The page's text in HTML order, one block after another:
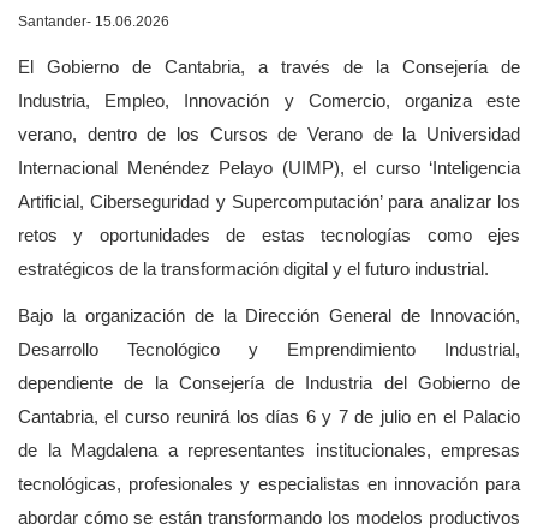
Santander- 15.06.2026
El Gobierno de Cantabria, a través de la Consejería de
Industria, Empleo, Innovación y Comercio, organiza este
verano, dentro de los Cursos de Verano de la Universidad
Internacional Menéndez Pelayo (UIMP), el curso ‘Inteligencia
Artificial, Ciberseguridad y Supercomputación’ para analizar los
retos y oportunidades de estas tecnologías como ejes
estratégicos de la transformación digital y el futuro industrial.
Bajo la organización de la Dirección General de Innovación,
Desarrollo Tecnológico y Emprendimiento Industrial,
dependiente de la Consejería de Industria del Gobierno de
Cantabria, el curso reunirá los días 6 y 7 de julio en el Palacio
de la Magdalena a representantes institucionales, empresas
tecnológicas, profesionales y especialistas en innovación para
abordar cómo se están transformando los modelos productivos